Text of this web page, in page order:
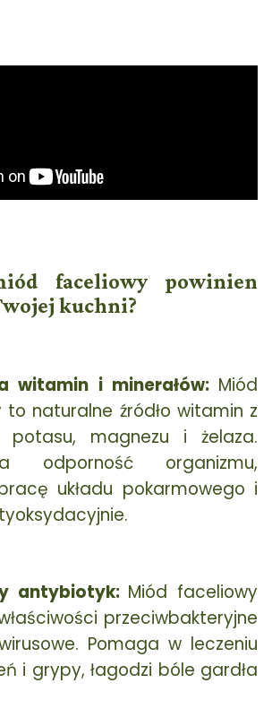
faceliowy powinien
kuchni?
witamin i minerałów: Miód
to naturalne źródło witamin z
potasu, magnezu i żelaza.
odporność organizmu,
układu pokarmowego i
antybiotyk: Miód faceliowy
przeciwbakteryjne
Pomaga w leczeniu
i grypy, łagodzi bóle gardła